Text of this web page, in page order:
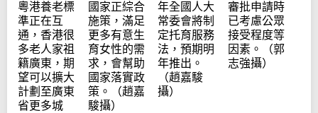
粵港養老標
準正在互
通，香港很
多老人家祖
籍廣東，期
望可以擴大
計劃至廣東
省更多城
國家正綜合
施策，滿足
更多有意生
育女性的需
求，會幫助
國家落實政
策。（趙嘉
駿攝）
年全國人大
常委會將制
定托育服務
法，預期明
年推出。
（趙嘉駿
攝）
審批申請時
已考慮公眾
接受程度等
因素。（郭
志強攝）